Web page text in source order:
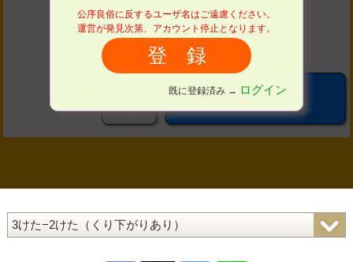
７
８
９
こたえる
公序良俗に反するユーザ名はご遠慮ください。
運営が発見次第、アカウント停止となります。
既に登録済み → ログイン